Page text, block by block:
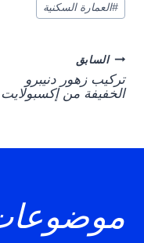
المقال:
#العمارة السكنية
Post
navigation
السابق
تركيب زهور دنيبرو
الخفيفة من إكسبولايت